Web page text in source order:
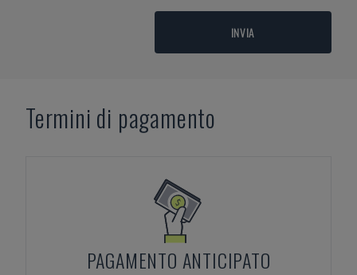
INVIA
Termini di pagamento
PAGAMENTO ANTICIPATO